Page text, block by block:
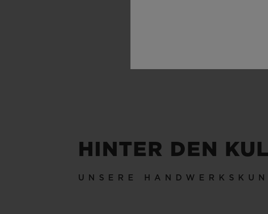
HINTER DEN
UNSERE